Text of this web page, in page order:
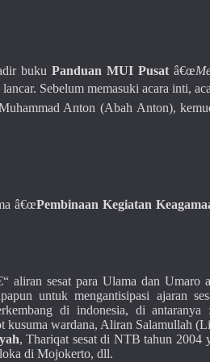
buku Panduan MUI Pusatâ€œ
Sebelum memasuki acara inti,
Anton (Abah Anton),
â€œPembinaan Kegiatan
aliran sesat para Ulama dan Umaro
untuk mengantisipasi ajaran
di indonesia, di
wardana, Aliran Salamullah
, Thariqat sesat di NTB tahun 2004
di Mojokerto, dll.